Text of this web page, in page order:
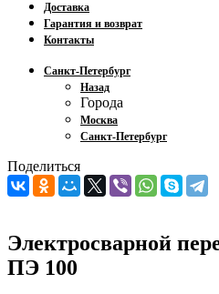
Доставка
Гарантия и возврат
Контакты
Санкт-Петербург
Назад
Города
Москва
Санкт-Петербург
Поделиться
Электросварной
ПЭ 100